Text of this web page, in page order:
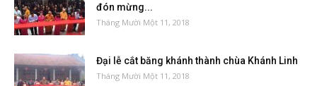
đón mừng...
Tháng Mười Một 11, 2018
Đại lễ cắt băng khánh thành chùa Khánh Linh
Tháng Mười Một 11, 2018